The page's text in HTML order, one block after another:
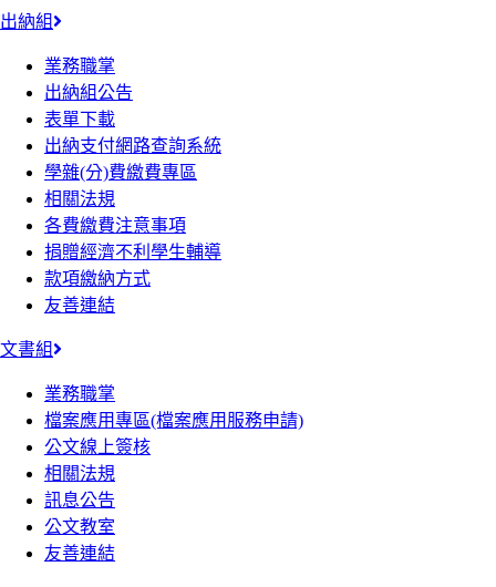
出納組
業務職掌
出納組公告
表單下載
出納支付網路查詢系統
學雜(分)費繳費專區
相關法規
各費繳費注意事項
捐贈經濟不利學生輔導
款項繳納方式
友善連結
文書組
業務職掌
檔案應用專區(檔案應用服務申請)
公文線上簽核
相關法規
訊息公告
公文教室
友善連結